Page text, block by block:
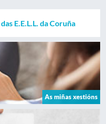
E.E.L.L. da Coruña
As miñas xestións